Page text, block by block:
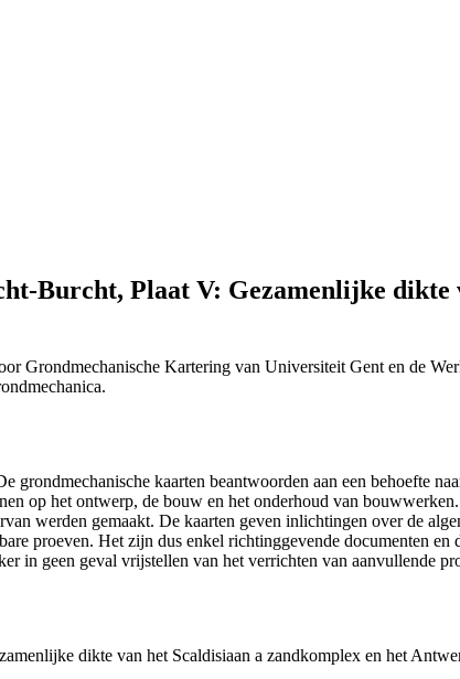
Burcht, Plaat V: Gezamenlijke dikte
Grondmechanische Kartering van Universiteit Gent en de
kaarten beantwoorden aan een behoefte
op het ontwerp, de bouw en het onderhoud van
werden gemaakt. De kaarten geven inlichtingen over de
proeven. Het zijn dus enkel richtinggevende documenten
in geen geval vrijstellen van het verrichten van aanvullende
dikte van het Scaldisiaan a zandkomplex en het